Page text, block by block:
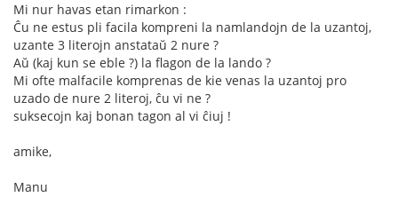
Mi nur havas etan rimarkon :
Ĉu ne estus pli facila kompreni la namlandojn de la uzantoj,
uzante 3 literojn anstataŭ 2 nure ?
Aŭ (kaj kun se eble ?) la flagon de la lando ?
Mi ofte malfacile komprenas de kie venas la uzantoj pro
uzado de nure 2 literoj, ĉu vi ne ?
suksecojn kaj bonan tagon al vi ĉiuj !
amike,
Manu